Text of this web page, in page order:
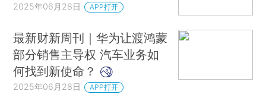
2025年06月28日 APP打开
最新财新周刊｜华为让渡鸿蒙
部分销售主导权 汽车业务如
何找到新使命？
2025年06月28日 APP打开